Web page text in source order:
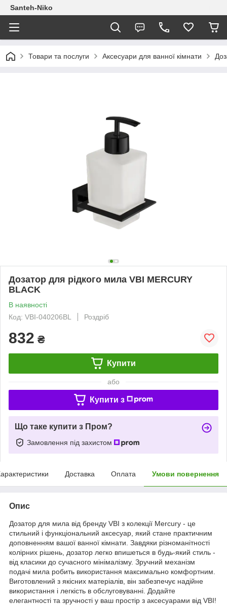
Santeh-Niko
Товари та послуги Аксесуари для ванної кімнати
Дозатор для рідкого мила VBI MERCURY
BLACK
В наявності
Код: VBI-040206BL
Роздріб
832 ₴
Купити
або
Купити з
Що таке купити з Пром?
Замовлення під захистом
Доставка Оплата Умови повернення
Опис
Дозатор для мила від бренду VBI з колекції Mercury - це
стильний і функціональний аксесуар, який стане практичним
доповненням вашої ванної кімнати. Завдяки різноманітності
колірних рішень, дозатор легко впишеться в будь-який стиль -
від класики до сучасного мінімалізму. Зручний механізм
подачі мила робить використання максимально комфортним.
Виготовлений з якісних матеріалів, він забезпечує надійне
використання і легкість в обслуговуванні. Додайте
елегантності та зручності у ваш простір з аксесуарами від VBI!